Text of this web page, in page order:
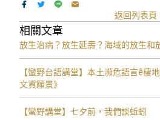
返回列表頁
相關文章
放生治病？放生延壽？海域的放生和
【蠻野台語講堂】本土瀕危語言ê棲
文資願景》
【蠻野講堂】七夕前，我們談蚯蚓